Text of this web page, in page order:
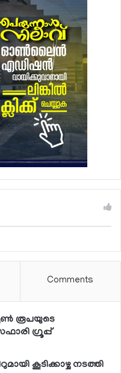
Comments
രൂപയുടെ
ഗ്രൂപ്പ്
കൂടിക്കാഴ്ച നടത്തി